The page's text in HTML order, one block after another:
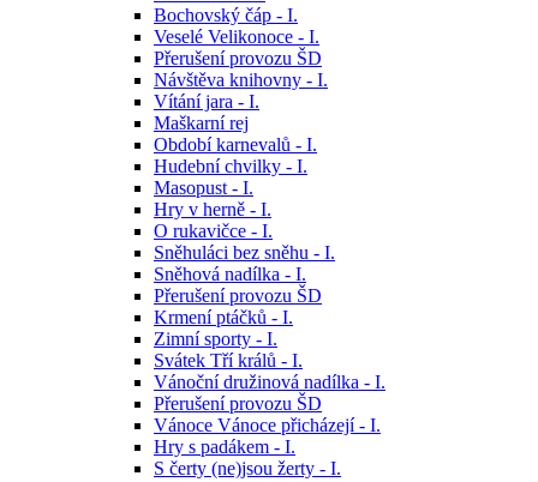
Bochovský čáp - I.
Veselé Velikonoce - I.
Přerušení provozu ŠD
Návštěva knihovny - I.
Vítání jara - I.
Maškarní rej
Období karnevalů - I.
Hudební chvilky - I.
Masopust - I.
Hry v herně - I.
O rukavičce - I.
Sněhuláci bez sněhu - I.
Sněhová nadílka - I.
Přerušení provozu ŠD
Krmení ptáčků - I.
Zimní sporty - I.
Svátek Tří králů - I.
Vánoční družinová nadílka - I.
Přerušení provozu ŠD
Vánoce Vánoce přicházejí - I.
Hry s padákem - I.
S čerty (ne)jsou žerty - I.